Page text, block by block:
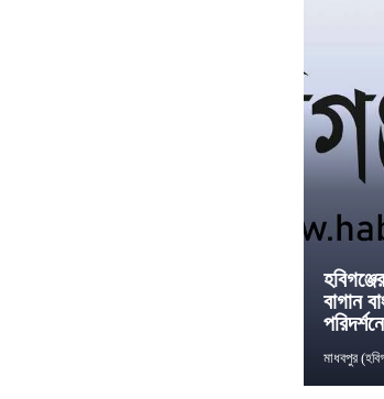
বাগান
মাধবপুর